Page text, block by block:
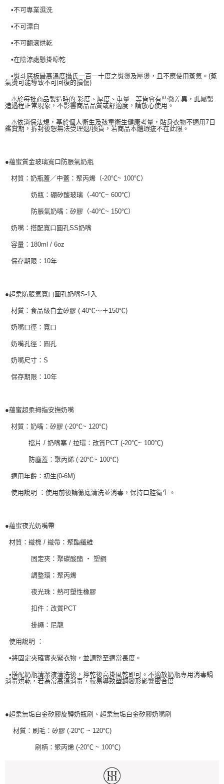
•不可專業濕洗
•不可漂白
•不可翻滾烘乾
•在陰涼處懸掛晾乾
•熨斗底板最高溫度攝氏一百一十度之熨燙及壓燙，且不應使用蒸氣。(蒸
氣燙可能導致不可回復的損傷)
⚠️於每批商品製造時的 彩度、厚度、重量...等皆會有些微差異，此屬製
造過程正常現象，不影響商品品質或舒適度，請放心使用。
⚠️依消保法規，基於個人衛生及孩童衛生健康考量，貼身衣物不適用7日
鑑賞期，拆封後恕無法受理退/換貨，若商品本體瑕疵不在此限。
●蘊蜜質金玻璃寬口防脹氣奶瓶
材質：奶瓶蓋／中蓋：聚丙烯（-20℃~ 100℃）
奶瓶：硼矽酸玻璃（-40℃~ 600℃）
防脹氣奶嘴：矽膠（-40℃~ 150℃）
奶嘴：搭配寬口圓孔SS奶嘴
容量：180ml / 6oz
保存期限：10年
●超柔防脹氣寬口圓孔奶嘴S-1入
材質：食品級白金矽膠 (-40℃～＋150℃)
奶嘴口徑：寬口
奶嘴孔徑：圓孔
奶嘴尺寸：S
保存期限：10年
●蘊蜜超柔拇指安撫奶嘴
材質：奶嘴：矽膠 (-20℃~ 120℃)
擋片 / 奶嘴塞 / 拉環：改質PCT (-20℃~ 100℃)
防塵蓋：聚丙烯 (-20℃~ 100℃)
適用年齡：初生(0-6M)
使用說明 ：使用前後請徹底清洗並消毒，保持口腔衛生。
●蘊蜜夜光奶嘴帶
材質：織標 / 織帶：聚酯纖維
固定夾：聚碳酸酯 ‧ 塑鋼
調整環：聚丙烯
夜光珠：熱可塑性橡膠
扣件：改質PCT
掛繩：尼龍
使用說明 ：
•將固定夾確實夾緊衣物，並調整至適當長度。
•搭配奶瓶清潔液清洗後，擰乾後高掛風乾即可。不適放奶瓶專用消毒鍋
消毒烘乾，若為常高溫消毒，較易導致塑鋼變形影響密合度
●超柔無垢白金矽膠旋轉奶瓶刷、超柔無垢白金矽膠奶嘴刷
材質：刷毛：矽膠 (-20℃ ~ 120℃)
刷柄：聚丙烯 (-20℃ ~ 100℃)